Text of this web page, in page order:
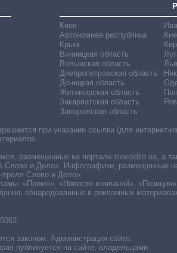
Киев
Автономная республика
Крым
Винницкая область
Волынская область
Днепропетровская область
Донецкая область
Житомирская область
Закарпатская область
Запорожская область
законом. Администрация сайта
публикуется на сайте, владельцами
при указании ссылки (для
размещенных на портале slovoidilo.ua, а
и Дело». Инфографики, размещенные
Слово и Дело».
«Промо», «Новости компаний»,
обнародованные в рекламных